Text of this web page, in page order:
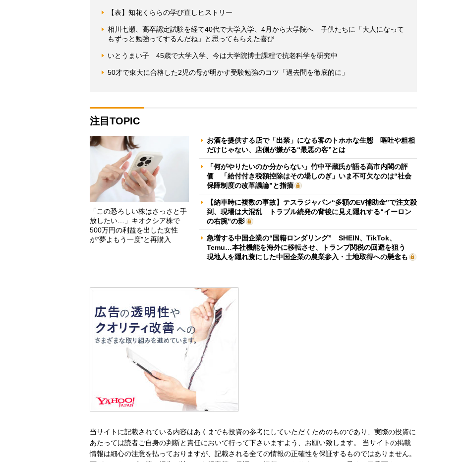
【表】知花くららの学び直しヒストリー
相川七瀬、高卒認定試験を経て40代で大学入学、4月から大学院へ 子供たちに「大人になって
もずっと勉強ってするんだね」と思ってもらえた喜び
いとうまい子 45歳で大学入学、今は大学院博士課程で抗老科学を研究中
50才で東大に合格した2児の母が明かす受験勉強のコツ「過去問を徹底的に」
注目TOPIC
「この恐ろしい株はさっさと手
放したい…」キオクシア株で
500万円の利益を出した女性
が“夢よもう一度”と再購入
お酒を提供する店で「出禁」になる客のトホホな生態 嘔吐や粗相
だけじゃない、店側が嫌がる“最悪の客”とは
「何がやりたいのか分からない」竹中平蔵氏が語る高市内閣の評
価 「給付付き税額控除はその場しのぎ」いま不可欠なのは“社会
保障制度の改革議論”と指摘
【納車時に複数の事故】テスラジャパン“多額のEV補助金”で注文殺
到、現場は大混乱 トラブル続発の背後に見え隠れする“イーロン
の右腕”の影
急増する中国企業の“国籍ロンダリング” SHEIN、TikTok、
Temu…本社機能を海外に移転させ、トランプ関税の回避を狙う
現地人を隠れ蓑にした中国企業の農業参入・土地取得への懸念も
当サイトに記載されている内容はあくまでも投資の参考にしていただくためのものであり、実際の投資に
あたっては読者ご自身の判断と責任において行って下さいますよう、お願い致します。 当サイトの掲載
情報は細心の注意を払っておりますが、記載される全ての情報の正確性を保証するものではありません。